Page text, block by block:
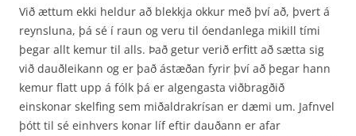
Við ættum ekki heldur að blekkja okkur með því að, þvert á
reynsluna, þá sé í raun og veru til óendanlega mikill tími
þegar allt kemur til alls. Það getur verið erfitt að sætta sig
við dauðleikann og er það ástæðan fyrir því að þegar hann
kemur flatt upp á fólk þá er algengasta viðbragðið
einskonar skelfing sem miðaldrakrísan er dæmi um. Jafnvel
þótt til sé einhvers konar líf eftir dauðann er afar